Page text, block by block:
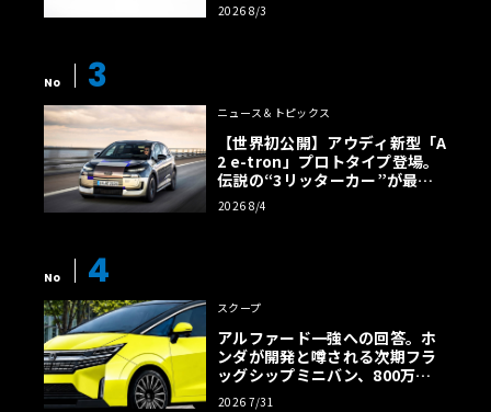
2026 8/3
No 3
ニュース＆トピックス
【世界初公開】アウディ新型「A
2 e-tron」プロトタイプ登場。
伝説の“3リッターカー”が最高
効率エントリーBEVとして復活
【画像38枚】
2026 8/4
No 4
スクープ
アルファード一強への回答。ホ
ンダが開発と噂される次期フラ
ッグシップミニバン、800万円
超の勝算【予想CG】
2026 7/31